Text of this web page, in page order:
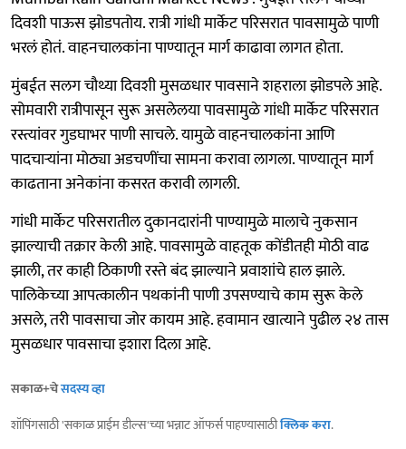
दिवशी पाऊस झोडपतोय. रात्री गांधी मार्केट परिसरात पावसामुळे पाणी
भरलं होतं. वाहनचालकांना पाण्यातून मार्ग काढावा लागत होता.
मुंबईत सलग चौथ्या दिवशी मुसळधार पावसाने शहराला झोडपले आहे.
सोमवारी रात्रीपासून सुरू असलेलया पावसामुळे गांधी मार्केट परिसरात
रस्त्यांवर गुडघाभर पाणी साचले. यामुळे वाहनचालकांना आणि
पादचाऱ्यांना मोठ्या अडचणींचा सामना करावा लागला. पाण्यातून मार्ग
काढताना अनेकांना कसरत करावी लागली.
गांधी मार्केट परिसरातील दुकानदारांनी पाण्यामुळे मालाचे नुकसान
झाल्याची तक्रार केली आहे. पावसामुळे वाहतूक कोंडीतही मोठी वाढ
झाली, तर काही ठिकाणी रस्ते बंद झाल्याने प्रवाशांचे हाल झाले.
पालिकेच्या आपत्कालीन पथकांनी पाणी उपसण्याचे काम सुरू केले
असले, तरी पावसाचा जोर कायम आहे. हवामान खात्याने पुढील २४ तास
मुसळधार पावसाचा इशारा दिला आहे.
सकाळ+चेसदस्य व्हा
शॉपिंगसाठी 'सकाळ प्राईम डील्स'च्या भन्नाट ऑफर्स पाहण्यासाठीक्लिक करा.